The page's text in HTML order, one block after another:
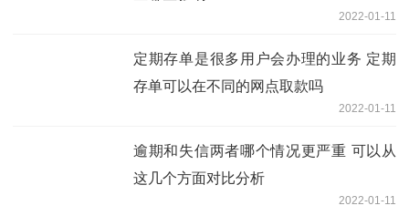
2022-01-11
定期存单是很多用户会办理的业务 定期
存单可以在不同的网点取款吗
2022-01-11
逾期和失信两者哪个情况更严重 可以从
这几个方面对比分析
2022-01-11